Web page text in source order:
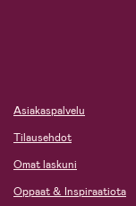
Asiakaspalvelu
Tilausehdot
Omat laskuni
Oppaat & Inspiraatiota